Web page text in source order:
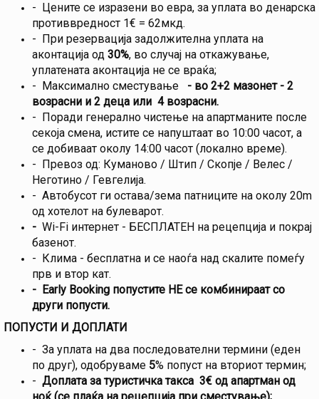
- Цените се изразени во евра, за уплата во денарска
противвредност 1€ = 62мкд.
- При резервација задолжителна уплата на
аконтација од 30%, во случај на откажување,
уплатената аконтација не се враќа;
- Максимално сместување - во 2+2 мазонет - 2
возрасни и 2 деца или 4 возрасни.
- Поради генерално чистење на апартманите после
секоја смена, истите се напуштаат во 10:00 часот, а
се добиваат околу 14:00 часот (локално време).
- Превоз од: Куманово / Штип / Скопје / Велес /
Неготино / Гевгелија.
- Автобусот ги остава/зема патниците на околу 20m
од хотелот на булеварот.
- Wi-Fi интернет - БЕСПЛАТЕН на рецепција и покрај
базенот.
- Клима - бесплатна и се наоѓа над скалите помеѓу
прв и втор кат.
- Еarly Booking попустите НЕ се комбинираат со
други попусти.
ПОПУСТИ И ДОПЛАТИ
- За уплата на два последователни термини (еден
по друг), одобруваме 5% попуст на вториот термин;
- Доплата за туристичка такса 3€ од апартман од